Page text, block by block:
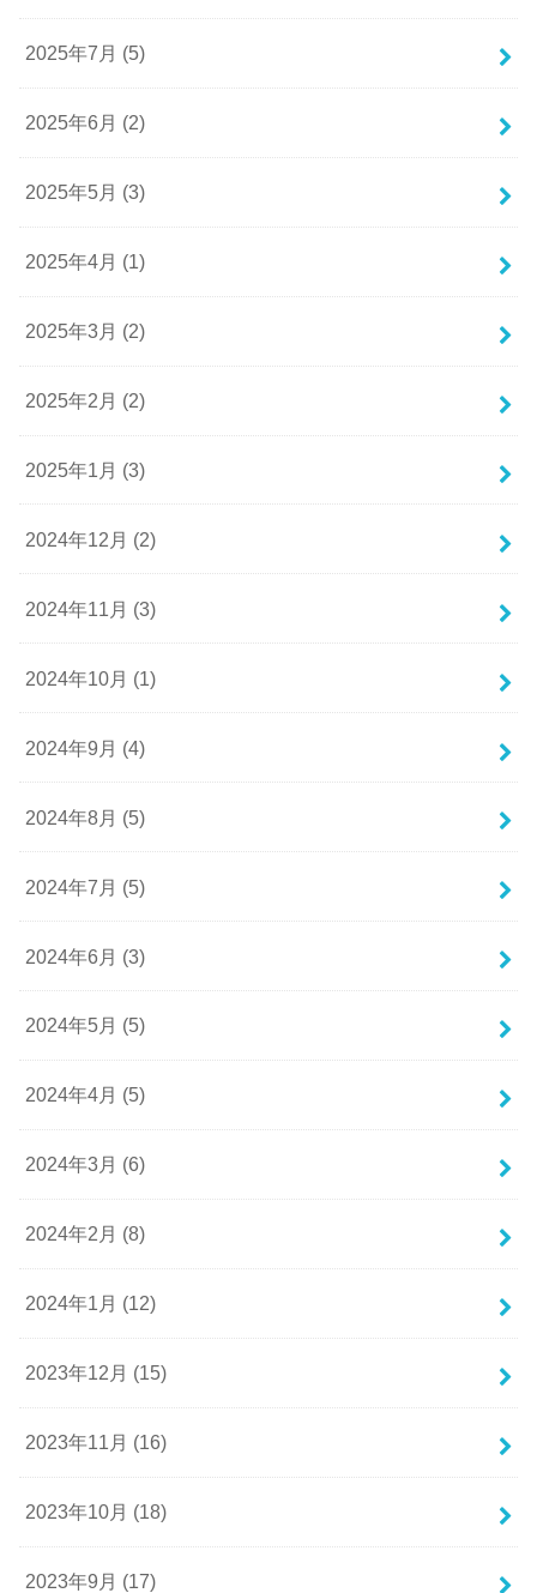
2025年7月 (5)
2025年6月 (2)
2025年5月 (3)
2025年4月 (1)
2025年3月 (2)
2025年2月 (2)
2025年1月 (3)
2024年12月 (2)
2024年11月 (3)
2024年10月 (1)
2024年9月 (4)
2024年8月 (5)
2024年7月 (5)
2024年6月 (3)
2024年5月 (5)
2024年4月 (5)
2024年3月 (6)
2024年2月 (8)
2024年1月 (12)
2023年12月 (15)
2023年11月 (16)
2023年10月 (18)
2023年9月 (17)